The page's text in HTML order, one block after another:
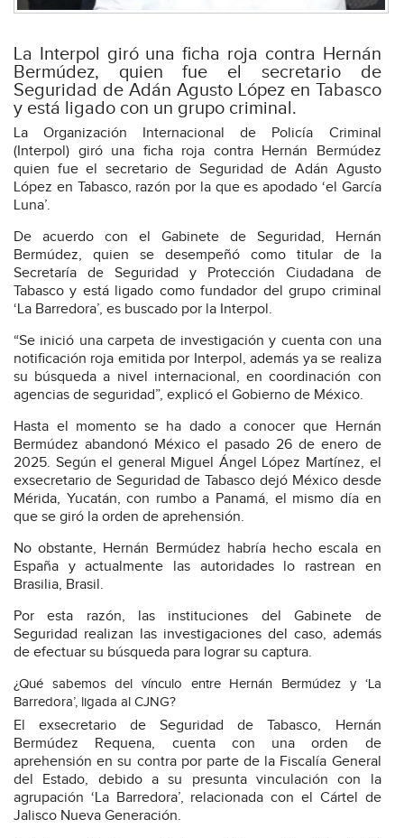
La Interpol giró una ficha roja contra Hernán
Bermúdez, quien fue el secretario de
Seguridad de Adán Agusto López en Tabasco
y está ligado con un grupo criminal.
La Organización Internacional de Policía Criminal
(Interpol) giró una ficha roja contra Hernán Bermúdez
quien fue el secretario de Seguridad de Adán Agusto
López en Tabasco, razón por la que es apodado ‘el García
Luna’.
De acuerdo con el Gabinete de Seguridad, Hernán
Bermúdez, quien se desempeñó como titular de la
Secretaría de Seguridad y Protección Ciudadana de
Tabasco y está ligado como fundador del grupo criminal
‘La Barredora’, es buscado por la Interpol.
“Se inició una carpeta de investigación y cuenta con una
notificación roja emitida por Interpol, además ya se realiza
su búsqueda a nivel internacional, en coordinación con
agencias de seguridad”, explicó el Gobierno de México.
Hasta el momento se ha dado a conocer que Hernán
Bermúdez abandonó México el pasado 26 de enero de
2025. Según el general Miguel Ángel López Martínez, el
exsecretario de Seguridad de Tabasco dejó México desde
Mérida, Yucatán, con rumbo a Panamá, el mismo día en
que se giró la orden de aprehensión.
No obstante, Hernán Bermúdez habría hecho escala en
España y actualmente las autoridades lo rastrean en
Brasilia, Brasil.
Por esta razón, las instituciones del Gabinete de
Seguridad realizan las investigaciones del caso, además
de efectuar su búsqueda para lograr su captura.
¿Qué sabemos del vínculo entre Hernán Bermúdez y ‘La
Barredora’, ligada al CJNG?
El exsecretario de Seguridad de Tabasco, Hernán
Bermúdez Requena, cuenta con una orden de
aprehensión en su contra por parte de la Fiscalía General
del Estado, debido a su presunta vinculación con la
agrupación ‘La Barredora’, relacionada con el Cártel de
Jalisco Nueva Generación.